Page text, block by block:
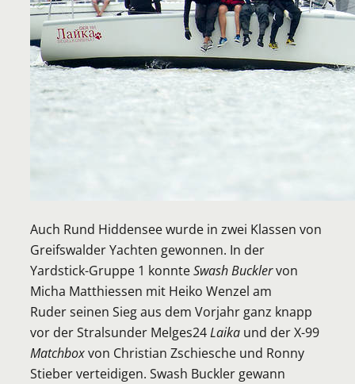
Auch Rund Hiddensee wurde in zwei Klassen von
Greifswalder Yachten gewonnen. In der
Yardstick-Gruppe 1 konnteSwash Bucklervon
Micha Matthiessen mit Heiko Wenzel am
Ruder seinen Sieg aus dem Vorjahr ganz knapp
vor der Stralsunder Melges24Laika und der X-99
Matchboxvon Christian Zschiesche und Ronny
Stieber verteidigen. Swash Buckler gewann